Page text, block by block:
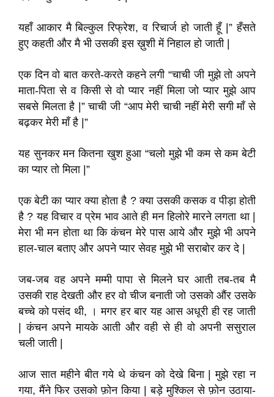
यहाँ आकार मै बिल्कुल रिफ्रेश, व रिचार्ज हो जाती हूँ |” हँसते
हुए कहती और मै भी उसकी इस ख़ुशी में निहाल हो जाती |
एक दिन वो बात करते-करते कहने लगी “चाची जी मुझे तो अपने
माता-पिता से व किसी से वो प्यार नहीं मिला जो प्यार मुझे आप
सबसे मिलता है |” चाची जी “आप मेरी चाची नहीं मेरी सगी माँ से
बढ़कर मेरी माँ है |”
यह सुनकर मन कितना खुश हुआ “चलो मुझे भी कम से कम बेटी
का प्यार तो मिला |”
एक बेटी का प्यार क्या होता है ? क्या उसकी कसक व पीड़ा होती
है ? यह विचार व प्रेम भाव आते ही मन हिलोरे मारने लगता था |
मेरा भी मन होता था कि कंचन मेरे पास आये और मुझे भी अपने
हाल-चाल बताए और अपने प्यार सेवह मुझे भी सराबोर कर दे |
जब-जब वह अपने मम्मी पापा से मिलने घर आती तब-तब मै
उसकी राह देखती और हर वो चीज बनाती जो उसको औंर उसके
बच्चे को पसंद थी, । मगर हर बार यह आस अधूरी ही रह जाती
| कंचन अपने मायके आती और वही से ही वो अपनी ससुराल
चली जाती |
आज सात महीने बीत गये थे कंचन को देखे बिना | मुझे रहा न
गया, मैंने फिर उसको फ़ोन किया | बड़े मुश्किल से फ़ोन उठाया-